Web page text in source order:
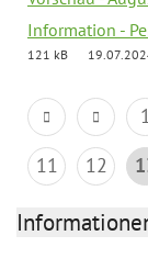
Information -
121 kB
11
12